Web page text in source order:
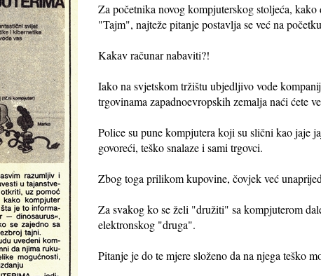
Za početnika novog kompjuterskog stoljeća,
"Tajm", najteže pitanje postavlja se već na
Kakav računar nabaviti?!
Iako na svjetskom tržištu ubjedljivo vode
trgovinama zapadnoevropskih zemalja naći ćete
Police su pune kompjutera koji su slični kao jaje
govoreći, teško snalaze i sami trgovci.
Zbog toga prilikom kupovine, čovjek već
Za svakog ko se želi "družiti" sa kompjuterom
elektronskog "druga".
Pitanje je do te mjere složeno da na njega teško